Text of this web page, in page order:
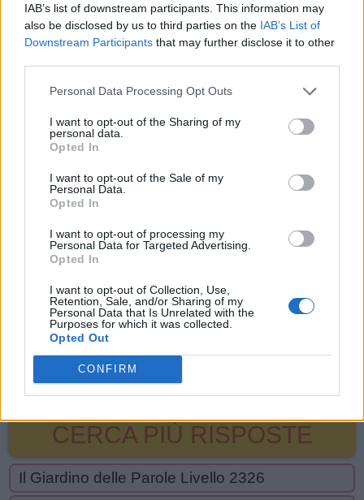
IAB’s list of downstream participants. This information may
also be disclosed by us to third parties on the IAB’s List of
Downstream Participants that may further disclose it to other
Personal Data Processing Opt Outs
I want to opt-out of the Sharing of my
personal data.
Opted In
I want to opt-out of the Sale of my
Personal Data.
Opted In
I want to opt-out of processing my
Personal Data for Targeted Advertising.
Opted In
I want to opt-out of Collection, Use,
Retention, Sale, and/or Sharing of my
Personal Data that Is Unrelated with the
Purposes for which it was collected.
Opted Out
CONFIRM
La risposta a questo puzzle è:
R I
A
A C I
A
A
R
A R C
A
R U
A R
A
U
I
U R
A
R
A
U
B R I A C A
CERCA PIÙ RISPOSTE
Il Giardino delle Parole Livello 2326